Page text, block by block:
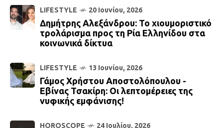
LIFESTYLE 20 Ιουνίου, 2026
Δημήτρης Αλεξάνδρου: Το χιουμοριστικό
τρολάρισμα προς τη Ρία Ελληνίδου στα
κοινωνικά δίκτυα
LIFESTYLE 13 Ιουνίου, 2026
Γάμος Χρήστου Αποστολόπουλου -
Εβίνας Τσακίρη: Οι λεπτομέρειες της
νυφικής εμφάνισης!
HOROSCOPE 24 Ιουλίου, 2026